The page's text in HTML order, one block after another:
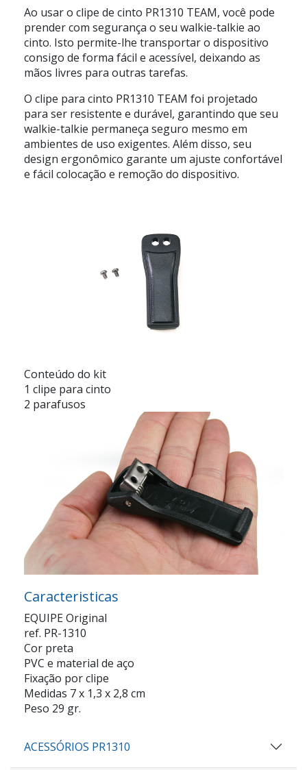
Ao usar o clipe de cinto PR1310 TEAM, você pode
prender com segurança o seu walkie-talkie ao
cinto. Isto permite-lhe transportar o dispositivo
consigo de forma fácil e acessível, deixando as
mãos livres para outras tarefas.
O clipe para cinto PR1310 TEAM foi projetado
para ser resistente e durável, garantindo que seu
walkie-talkie permaneça seguro mesmo em
ambientes de uso exigentes. Além disso, seu
design ergonômico garante um ajuste confortável
e fácil colocação e remoção do dispositivo.
Conteúdo do kit
1 clipe para cinto
2 parafusos
Caracteristicas
EQUIPE Original
ref. PR-1310
Cor preta
PVC e material de aço
Fixação por clipe
Medidas 7 x 1,3 x 2,8 cm
Peso 29 gr.
ACESSÓRIOS PR1310